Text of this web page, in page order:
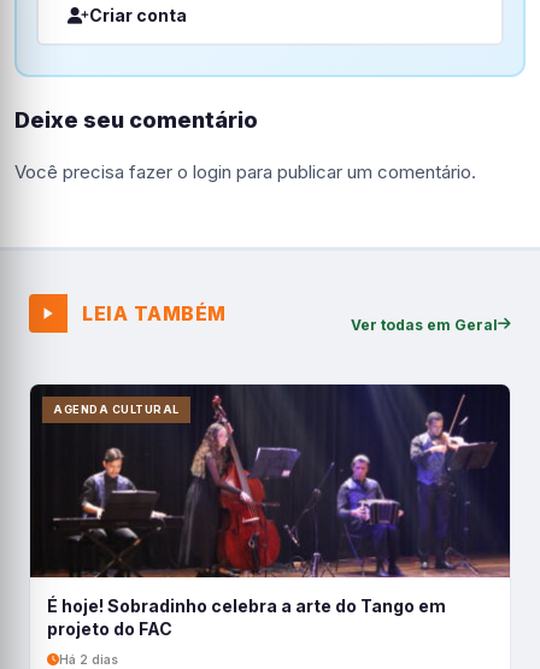
Criar conta
Deixe seu comentário
Você precisa fazer o login para publicar um comentário.
LEIA TAMBÉM Ver todas em Geral
AGENDA CULTURAL
É hoje! Sobradinho celebra a arte do Tango em
projeto do FAC
Há 2 dias